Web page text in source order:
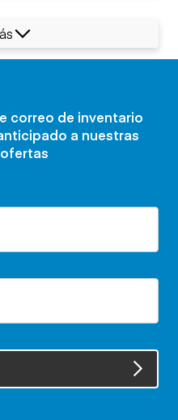
correo de inventario
a nuestras